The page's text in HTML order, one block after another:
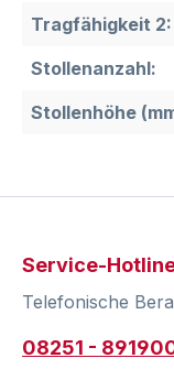
Tragfähigkeit 2:
Stollenanzahl:
Stollenhöhe
Service-
Telefonische
08251 -